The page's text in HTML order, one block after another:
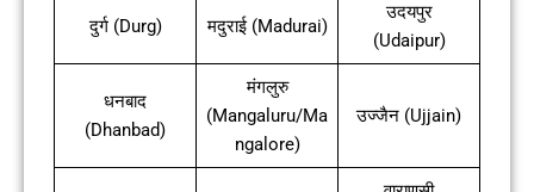
दुर्ग (Durg) मदुराई (Madurai)
उदयपुर
(Udaipur)
धनबाद
(Dhanbad)
मंगलुरु
(Mangaluru/Ma
ngalore)
उज्जैन (Ujjain)